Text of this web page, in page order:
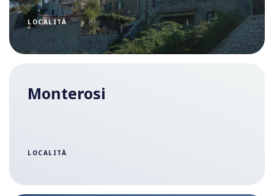
LOCALITÀ
Monterosi
LOCALITÀ